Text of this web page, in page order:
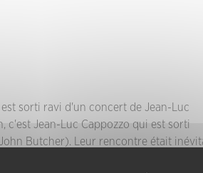
sorti ravi d'un concert de Jean-Luc
c'est Jean-Luc Cappozzo qui est sorti
Butcher). Leur rencontre était